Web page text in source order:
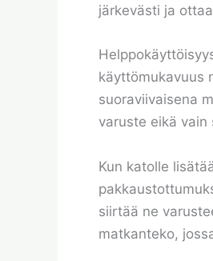
järkevästi ja
käyttömukavuus
suoraviivaisena
varuste eikä vain
Kun katolle
siirtää ne
matkanteko,